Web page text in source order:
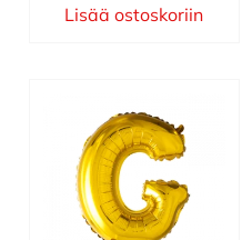
Lisää ostoskoriin